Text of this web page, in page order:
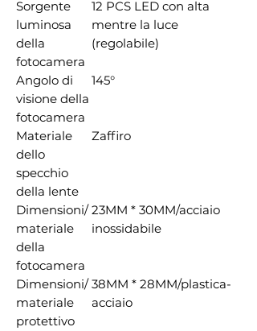
Sorgente
luminosa
della
fotocamera
12 PCS LED con alta
mentre la luce
(regolabile)
Angolo di
visione della
fotocamera
145°
Materiale
dello
specchio
della lente
Zaffiro
Dimensioni/
materiale
della
fotocamera
23MM * 30MM/acciaio
inossidabile
Dimensioni/
materiale
protettivo
38MM * 28MM/plastica-
acciaio